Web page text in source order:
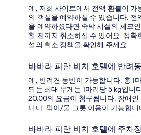
예, 저희 사이트에서 전액 환불이 가
의 객실을 예약하실 수 있습니다. 전
을 예약하셨다면 숙박 시설의 체크
칠 전까지 취소하실 수 있어요. 정확
설의 취소 정책을 확인해 주세요.
바바라 피란 비치 호텔에 반려
예, 반려견 동반이 가능합니다. 총 1
되는 최대 무게는 1마리당 5 kg입니
20.00의 요금이 청구됩니다. 장애인
니다. 먹이/물 그릇 이용이 가능합니
바바라 피란 비치 호텔에 주차